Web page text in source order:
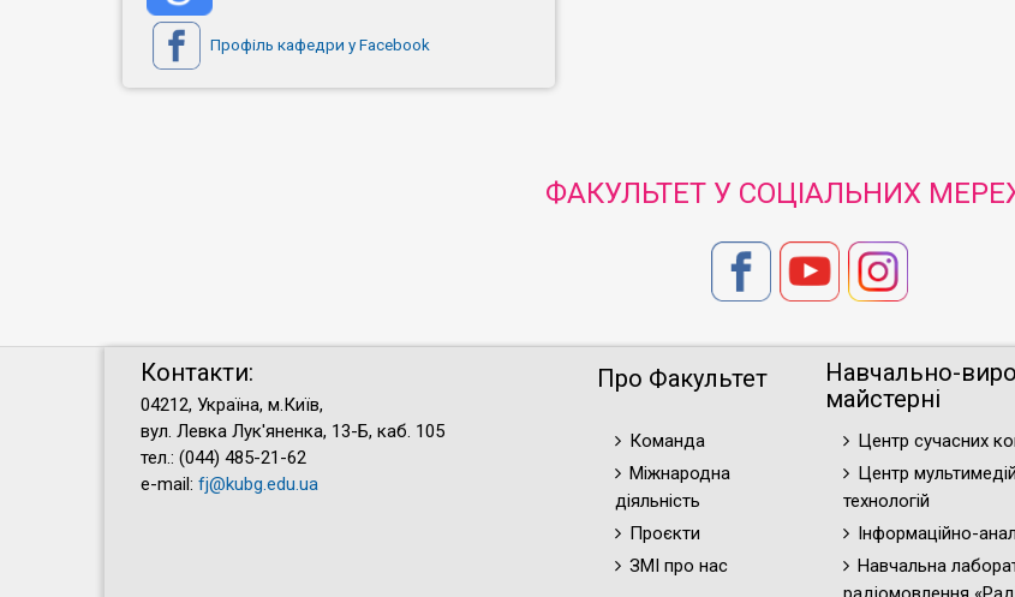
Профіль кафедри у Facebook
ФАКУЛЬТЕТ У СОЦІАЛЬНИХ
Контакти:
04212, Україна, м.Київ,
вул. Левка Лук'яненка, 13-Б, каб. 105
тел.: (044) 485-21-62
e-mail: fj@kubg.edu.ua
Про Факультет
Команда
Міжнародна
діяльність
Проєкти
ЗМІ про нас
Навчально-
майстерні
Центр сучасних
Центр
технологій
Інформаційно-
Навчальна